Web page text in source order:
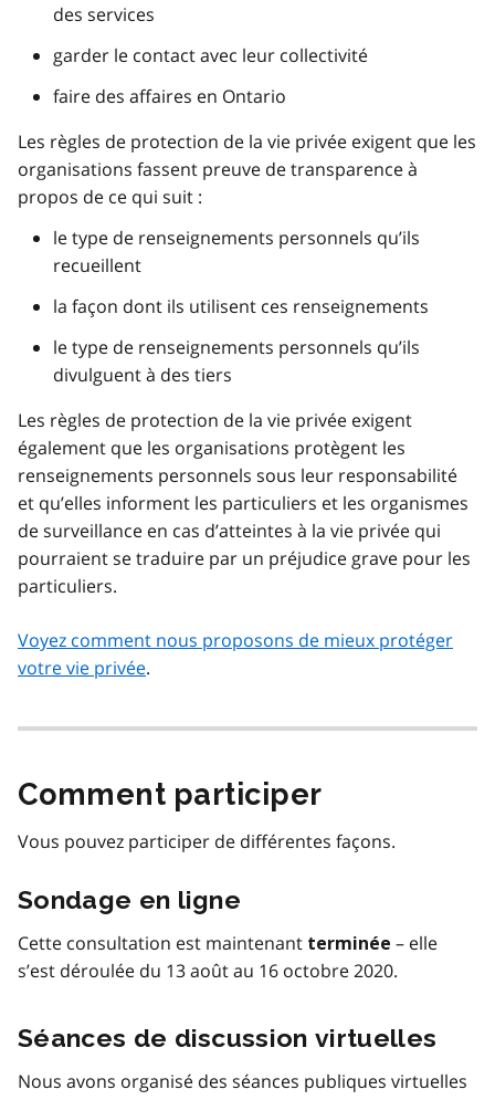
des services
garder le contact avec leur collectivité
faire des affaires en Ontario
Les règles de protection de la vie privée exigent que les
organisations fassent preuve de transparence à
propos de ce qui suit :
le type de renseignements personnels qu’ils
recueillent
la façon dont ils utilisent ces renseignements
le type de renseignements personnels qu’ils
divulguent à des tiers
Les règles de protection de la vie privée exigent
également que les organisations protègent les
renseignements personnels sous leur responsabilité
et qu’elles informent les particuliers et les organismes
de surveillance en cas d’atteintes à la vie privée qui
pourraient se traduire par un préjudice grave pour les
particuliers.
Voyez comment nous proposons de mieux protéger
votre vie privée.
Comment participer
Vous pouvez participer de différentes façons.
Sondage en ligne
Cette consultation est maintenant terminée – elle
s’est déroulée du 13 août au 16 octobre 2020.
Séances de discussion virtuelles
Nous avons organisé des séances publiques virtuelles